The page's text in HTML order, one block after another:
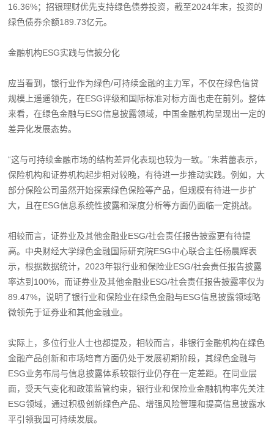
16.36%；招银理财优先支持绿色债券投资，截至2024年末，投资的
绿色债券余额189.73亿元。
金融机构ESG实践与信披分化
应当看到，银行业作为绿色/可持续金融的主力军，不仅在绿色信贷
规模上遥遥领先，在ESG评级和国际标准对标方面也走在前列。整体
来看，在绿色金融与ESG信息披露领域，中国金融机构呈现出一定的
差异化发展态势。
“这与可持续金融市场的结构差异化表现也较为一致。”朱若蕾表示，
保险机构和证券机构起步相对较晚，有待进一步推动实践。例如，大
部分保险公司虽然开始探索绿色保险等产品，但规模有待进一步扩
大，且在ESG信息系统性披露和深度分析等方面仍面临一定挑战。
相较而言，证券业及其他金融业ESG/社会责任报告披露更有待提
高。中央财经大学绿色金融国际研究院ESG中心联合主任杨晨辉表
示，根据数据统计，2023年银行业和保险业ESG/社会责任报告披露
率达到100%，而证券业及其他金融业ESG/社会责任报告披露率仅为
89.47%，说明了银行业和保险业在绿色金融与ESG信息披露领域略
微领先于证券业和其他金融业。
实际上，多位行业人士也都提及，相较而言，非银行金融机构在绿色
金融产品创新和市场培育方面仍处于发展初期阶段，其绿色金融与
ESG业务布局与信息披露体系较银行业仍存在一定差距。在同业层
面，受天气变化和政策监管约束，银行业和保险业金融机构率先关注
ESG领域，通过积极创新绿色产品、增强风险管理和提高信息披露水
平引领我国可持续发展。